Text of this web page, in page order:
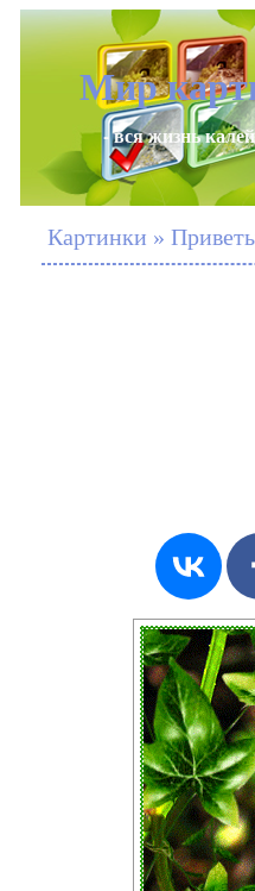
Мир
- вся жизнь
Картинки »